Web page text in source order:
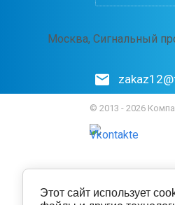
Москва, Сигнальный
© 2013 - 2026
Этот сайт использует